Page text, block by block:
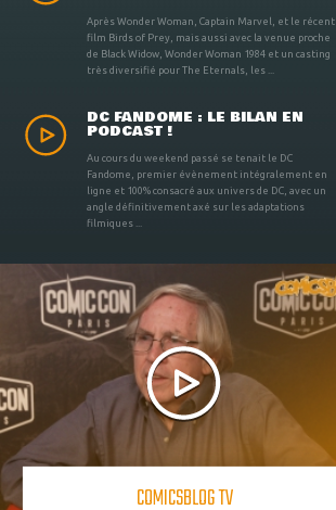
Après Wonder Woman, Captain Marvel, et le récent
film Birds of Prey, mais aussi avec la venue proche
de Black Widow, Wonder Woman 1984 et un casting
très diversifié pour The Eternals, les ...
DC FANDOME : LE BILAN EN
PODCAST !
Au cours du weekend passé se tenait le DC
Fandome, premier évènement intégralement en
ligne et 100% consacré aux univers de DC, avec un
angle définitivement axé sur les adaptations
filmiques ...
COMICSBLOG TV